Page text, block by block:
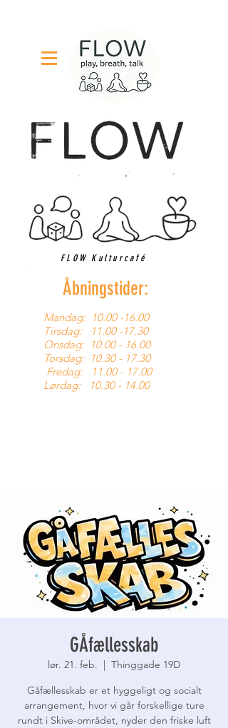
FLOW Kulturcafé
Åbningstider:
Mandag: 10.00 -16.00
Tirsdag:
11.00 -17.30
Onsdag: 10.00 - 16.00
Torsdag: 10.30 - 17.30
Fredag:
11.00 - 17.00
Lørdag:
10.30 - 14.00
GÅfællesskab
lør. 21. feb.
  |
Thinggade 19D
Gåfællesskab er et hyggeligt og socialt
arrangement, hvor vi går forskellige ture
rundt i Skive-området, nyder den friske luft